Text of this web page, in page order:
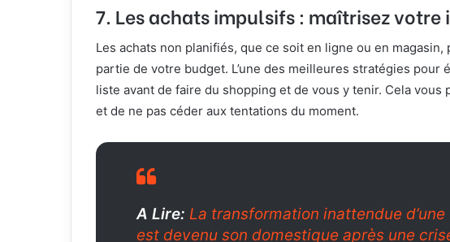
7. Les achats impulsifs : maîtrisez
Les achats non planifiés, que ce soit en ligne ou en
partie de votre budget. L’une des meilleures stratégies
liste avant de faire du shopping et de vous y tenir. Cela
et de ne pas céder aux tentations du moment.
A Lire: La transformation inattendue
est devenu son domestique après une